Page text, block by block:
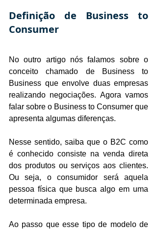
Definição de Business to
Consumer
No outro artigo nós falamos sobre o
conceito chamado de Business to
Business que envolve duas empresas
realizando negociações. Agora vamos
falar sobre o Business to Consumer que
apresenta algumas diferenças.
Nesse sentido, saiba que o B2C como
é conhecido consiste na venda direta
dos produtos ou serviços aos clientes.
Ou seja, o consumidor será aquela
pessoa física que busca algo em uma
determinada empresa.
Ao passo que esse tipo de modelo de